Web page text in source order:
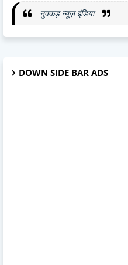
नुक्कड़ न्यूज़ इंडिया
DOWN SIDE BAR ADS